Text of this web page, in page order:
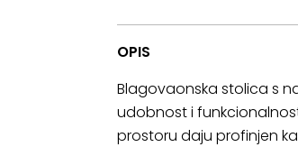
OPIS
Blagovaonska stolica s
udobnost i
prostoru daju profinjen